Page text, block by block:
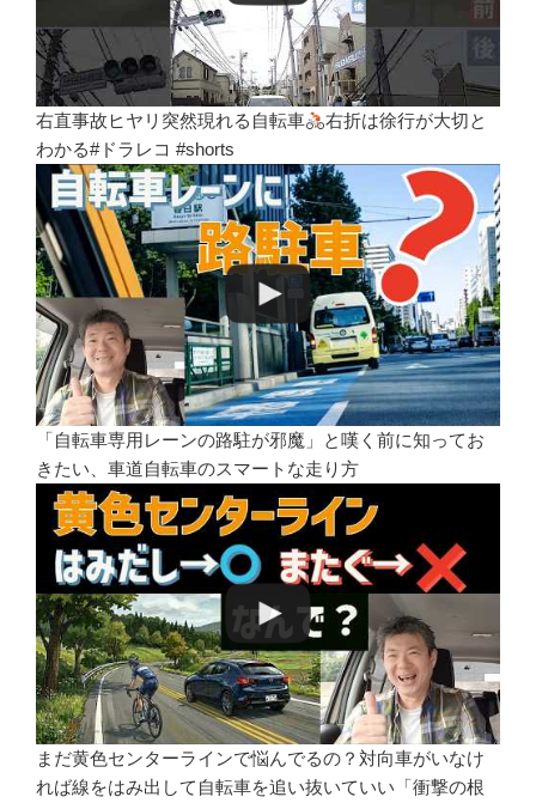
右直事故ヒヤリ突然現れる自転車
右折は徐行が大切と
わかる#ドラレコ #shorts
「自転車専用レーンの路駐が邪魔」と嘆く前に知ってお
きたい、車道自転車のスマートな走り方
まだ黄色センターラインで悩んでるの？対向車がいなけ
れば線をはみ出して自転車を追い抜いていい「衝撃の根